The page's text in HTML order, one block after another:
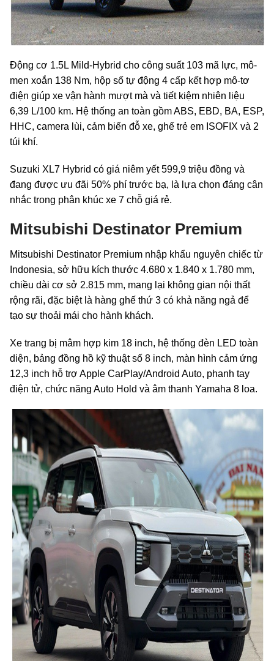
Động cơ 1.5L Mild-Hybrid cho công suất 103 mã lực, mô-
men xoắn 138 Nm, hộp số tự động 4 cấp kết hợp mô-tơ
điện giúp xe vận hành mượt mà và tiết kiệm nhiên liệu
6,39 L/100 km. Hệ thống an toàn gồm ABS, EBD, BA, ESP,
HHC, camera lùi, cảm biến đỗ xe, ghế trẻ em ISOFIX và 2
túi khí.
Suzuki XL7 Hybrid có giá niêm yết 599,9 triệu đồng và
đang được ưu đãi 50% phí trước bạ, là lựa chọn đáng cân
nhắc trong phân khúc xe 7 chỗ giá rẻ.
Mitsubishi Destinator Premium
Mitsubishi Destinator Premium nhập khẩu nguyên chiếc từ
Indonesia, sở hữu kích thước 4.680 x 1.840 x 1.780 mm,
chiều dài cơ sở 2.815 mm, mang lại không gian nội thất
rộng rãi, đặc biệt là hàng ghế thứ 3 có khả năng ngả để
tạo sự thoải mái cho hành khách.
Xe trang bị mâm hợp kim 18 inch, hệ thống đèn LED toàn
diện, bảng đồng hồ kỹ thuật số 8 inch, màn hình cảm ứng
12,3 inch hỗ trợ Apple CarPlay/Android Auto, phanh tay
điện tử, chức năng Auto Hold và âm thanh Yamaha 8 loa.